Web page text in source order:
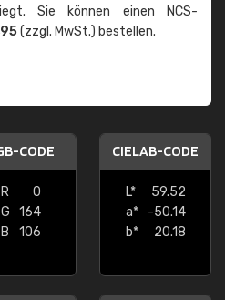
Sie können einen NCS-
(zzgl. MwSt.) bestellen.
CODE
R
0
G
164
B
106
CIELAB-CODE
L*
59.52
a*
-50.14
b*
20.18